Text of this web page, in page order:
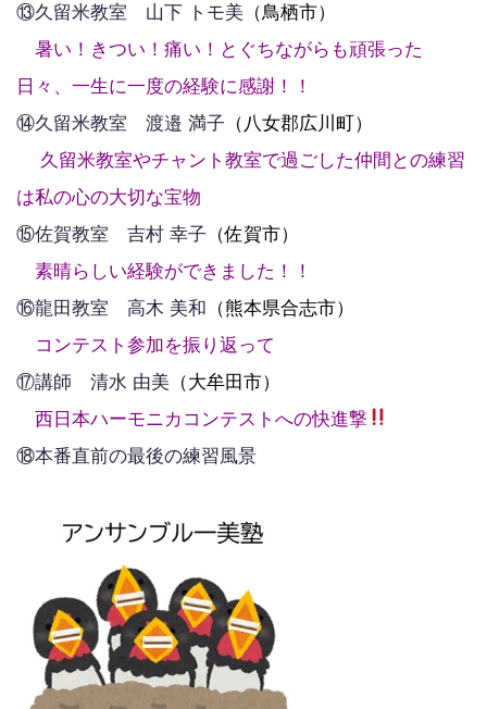
⑬久留米教室 山下 トモ美 （鳥栖市）
暑い！きつい！痛い！とぐちながらも頑張った
日々、一生に一度の経験に感謝！！
⑭久留米教室 渡邉 満子 （八女郡広川町）
久留米教室やチャント教室で過ごした仲間との練習
は私の心の大切な宝物
⑮佐賀教室 吉村 幸子 （佐賀市）
素晴らしい経験ができました！！
⑯龍田教室 高木 美和 （熊本県合志市）
コンテスト参加を振り返って
⑰講師 清水 由美 （大牟田市）
西日本ハーモニカコンテストへの快進撃
⑱本番直前の最後の練習風景